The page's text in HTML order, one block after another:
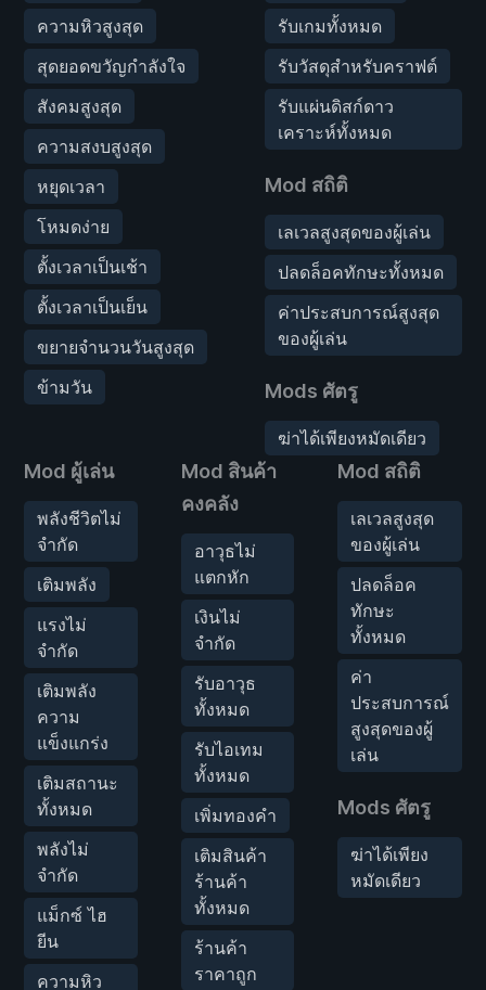
ความหิวสูงสุด
สุดยอดขวัญกำลังใจ
สังคมสูงสุด
ความสงบสูงสุด
หยุดเวลา
โหมดง่าย
ตั้งเวลาเป็นเช้า
ตั้งเวลาเป็นเย็น
ขยายจำนวนวันสูงสุด
ข้ามวัน
รับเกมทั้งหมด
รับวัสดุสำหรับคราฟต์
รับแผ่นดิสก์ดาว
เคราะห์ทั้งหมด
Mod สถิติ
เลเวลสูงสุดของผู้เล่น
ปลดล็อคทักษะทั้งหมด
ค่าประสบการณ์สูงสุด
ของผู้เล่น
Mods ศัตรู
ฆ่าได้เพียงหมัดเดียว
Mod ผู้เล่น
พลังชีวิตไม่
จำกัด
เติมพลัง
แรงไม่
จำกัด
เติมพลัง
ความ
แข็งแกร่ง
เติมสถานะ
ทั้งหมด
พลังไม่
จำกัด
แม็กซ์ ไฮ
ยีน
ความหิว
Mod สินค้า
คงคลัง
อาวุธไม่
แตกหัก
เงินไม่
จำกัด
รับอาวุธ
ทั้งหมด
รับไอเทม
ทั้งหมด
เพิ่มทองคำ
เติมสินค้า
ร้านค้า
ทั้งหมด
ร้านค้า
ราคาถูก
Mod สถิติ
เลเวลสูงสุด
ของผู้เล่น
ปลดล็อค
ทักษะ
ทั้งหมด
ค่า
ประสบการณ์
สูงสุดของผู้
เล่น
Mods ศัตรู
ฆ่าได้เพียง
หมัดเดียว